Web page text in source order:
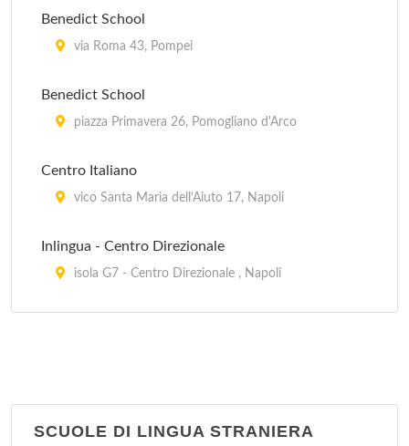
Benedict School
via Roma 43, Pompei
Benedict School
piazza Primavera 26, Pomogliano d'Arco
Centro Italiano
vico Santa Maria dell'Aiuto 17, Napoli
Inlingua - Centro Direzionale
isola G7 - Centro Direzionale , Napoli
corso Umberto I 248, Napoli
SCUOLE DI LINGUA STRANIERA